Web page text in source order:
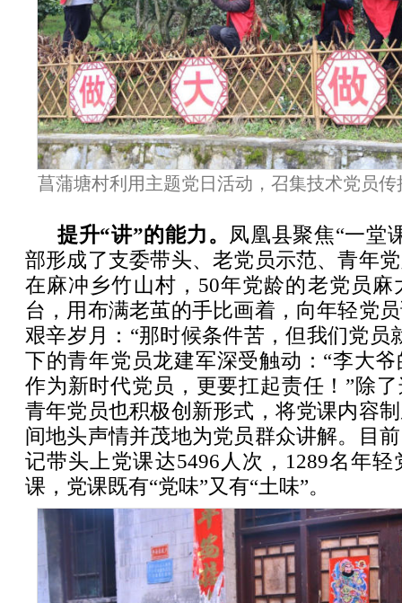
菖蒲塘村利用主题党日活动，召集技术党员
提升“讲”的能力。
凤凰县聚焦“一堂
部形成了支委带头、老党员示范、青年
在麻冲乡竹山村，50年党龄的老党员
台，用布满老茧的手比画着，向年轻党
艰辛岁月：“那时候条件苦，但我们党员
下的青年党员龙建军深受触动：“李大
作为新时代党员，更要扛起责任！”除
青年党员也积极创新形式，将党课内容
间地头声情并茂地为党员群众讲解。目
记带头上党课达5496人次，1289名年
课，党课既有“党味”又有“土味”。